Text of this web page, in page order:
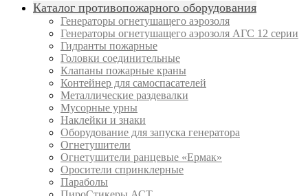
Каталог противопожарного оборудования
Генераторы огнетушащего аэрозоля
Генераторы огнетушащего аэрозоля АГС 12 серии
Гидранты пожарные
Головки соединительные
Клапаны пожарные краны
Контейнер для самоспасателей
Металлические раздевалки
Мусорные урны
Наклейки и знаки
Оборудование для запуска генератора
Огнетушители
Огнетушители ранцевые «Ермак»
Оросители спринклерные
Параболы